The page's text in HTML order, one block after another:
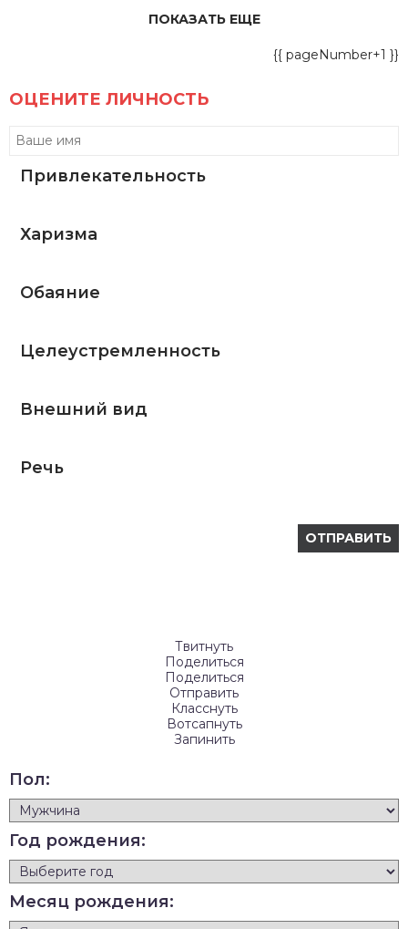
ПОКАЗАТЬ ЕЩЕ
{{ pageNumber+1 }}
ОЦЕНИТЕ ЛИЧНОСТЬ
Привлекательность
Харизма
Обаяние
Целеустремленность
Внешний вид
Речь
Твитнуть
Поделиться
Поделиться
Отправить
Класснуть
Вотсапнуть
Запинить
Пол:
Год рождения:
Месяц рождения: